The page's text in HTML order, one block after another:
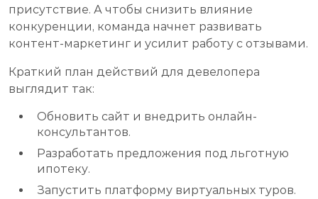
присутствие. А чтобы снизить влияние
конкуренции, команда начнет развивать
контент-маркетинг и усилит работу с отзывами.
Краткий план действий для девелопера
выглядит так:
Обновить сайт и внедрить онлайн-
консультантов.
Разработать предложения под льготную
ипотеку.
Запустить платформу виртуальных туров.